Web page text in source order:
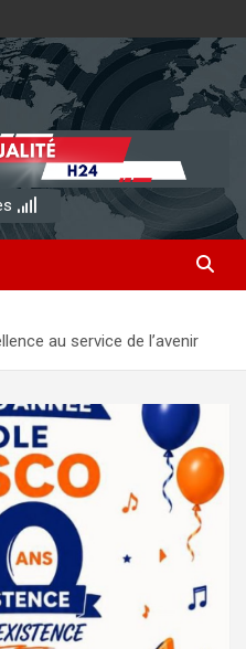
au service de l’avenir